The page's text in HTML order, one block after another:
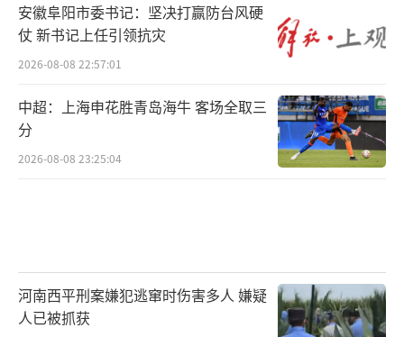
安徽阜阳市委书记：坚决打赢防台风硬
仗 新书记上任引领抗灾
2026-08-08 22:57:01
中超：上海申花胜青岛海牛 客场全取三
分
2026-08-08 23:25:04
河南西平刑案嫌犯逃窜时伤害多人 嫌疑
人已被抓获